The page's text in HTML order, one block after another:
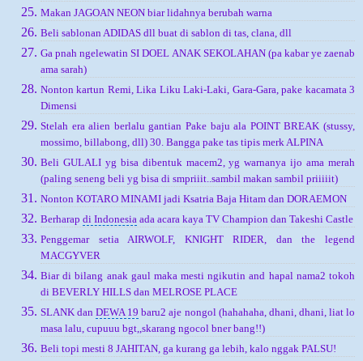
Makan JAGOAN NEON biar lidahnya berubah warna
Beli sablonan ADIDAS dll buat di sablon di tas, clana, dll
Ga pnah ngelewatin SI DOEL ANAK SEKOLAHAN (pa kabar ye zaenab
ama sarah)
Nonton kartun Remi, Lika Liku Laki-Laki, Gara-Gara, pake kacamata 3
Dimensi
Stelah era alien berlalu gantian Pake baju ala POINT BREAK (stussy,
mossimo, billabong, dll) 30. Bangga pake tas tipis merk ALPINA
Beli GULALI yg bisa dibentuk macem2, yg warnanya ijo ama merah
(paling seneng beli yg bisa di smpriiit..sambil makan sambil priiiiit)
Nonton KOTARO MINAMI jadi Ksatria Baja Hitam dan DORAEMON
Berharap di Indonesia ada acara kaya TV Champion dan Takeshi Castle
Penggemar setia AIRWOLF, KNIGHT RIDER, dan the legend
MACGYVER
Biar di bilang anak gaul maka mesti ngikutin and hapal nama2 tokoh
di BEVERLY HILLS dan MELROSE PLACE
SLANK danDEWA 19 baru2 aje nongol (hahahaha, dhani, dhani, liat lo
masa lalu, cupuuu bgt,,skarang ngocol bner bang!!)
Beli topi mesti 8 JAHITAN, ga kurang ga lebih, kalo nggak PALSU!